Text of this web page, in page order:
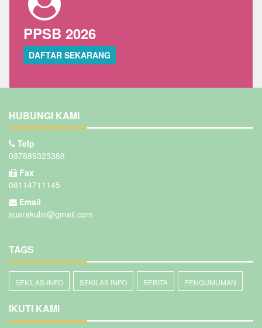
PPSB 2026
DAFTAR SEKARANG
HUBUNGI KAMI
Telp
087889325388
Fax
08114711145
Email
suarakulni@gmail.com
TAGS
SEKILAS-INFO SEKILAS INFO BERITA PENGUMUMAN
IKUTI KAMI